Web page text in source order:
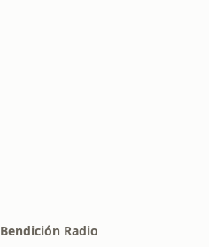
Bendición Radio